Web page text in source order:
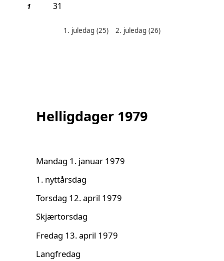
1 31
Helligdager denne måneden:
1. juledag(25) 2. juledag (26)
Helligdager 1979
Mandag 1. januar 1979
1. nyttårsdag
Torsdag 12. april 1979
Skjærtorsdag
Fredag 13. april 1979
Langfredag